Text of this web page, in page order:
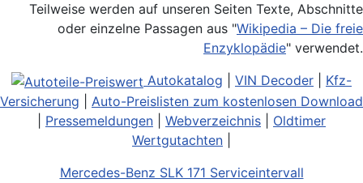
Teilweise werden auf unseren Seiten Texte, Abschnitte
oder einzelne Passagen aus "Wikipedia – Die freie
Enzyklopädie" verwendet.
Autokatalog
VIN Decoder
Kfz-
Versicherung
Auto-Preislisten zum kostenlosen Download
Pressemeldungen Webverzeichnis
Oldtimer
Wertgutachten
Mercedes-Benz SLK 171 Serviceintervall